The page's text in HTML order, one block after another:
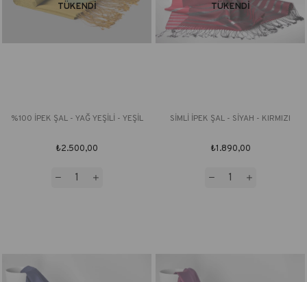
TÜKENDI
%100 İPEK ŞAL - YAĞ YEŞİLİ - YEŞİL
₺2.500,00
TÜKENDI
SİMLİ İPEK ŞAL - SİYAH - KIRMIZI
₺1.890,00